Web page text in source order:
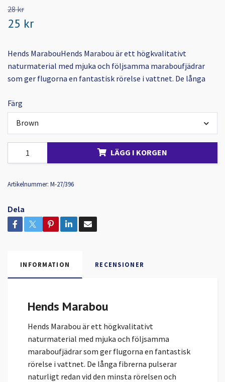
28 kr
25 kr
Hends MarabouHends Marabou är ett högkvalitativt
naturmaterial med mjuka och följsamma maraboufjädrar
som ger flugorna en fantastisk rörelse i vattnet. De långa
Färg
Brown
LÄGG I KORGEN
Artikelnummer: M-27/396
Dela
INFORMATION RECENSIONER
Hends Marabou
Hends Marabou är ett högkvalitativt
naturmaterial med mjuka och följsamma
maraboufjädrar som ger flugorna en fantastisk
rörelse i vattnet. De långa fibrerna pulserar
naturligt redan vid den minsta rörelsen och